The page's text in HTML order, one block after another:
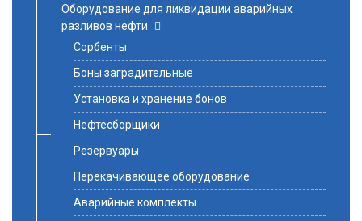
Оборудование для ликвидации аварийных
разливов нефти
Сорбенты
Боны заградительные
Установка и хранение бонов
Нефтесборщики
Резервуары
Перекачивающее оборудование
Аварийные комплекты